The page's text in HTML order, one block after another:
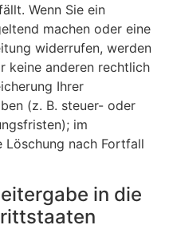
Wenn Sie ein
machen oder eine
widerrufen, werden
keine anderen rechtlich
Ihrer
(z. B. steuer- oder
im
nach Fortfall
in die